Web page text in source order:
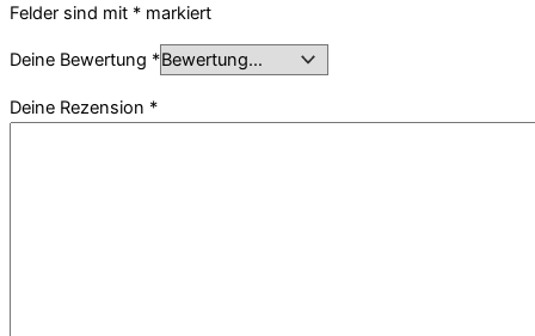
Felder sind mit * markiert
Deine Bewertung *
Deine Rezension *